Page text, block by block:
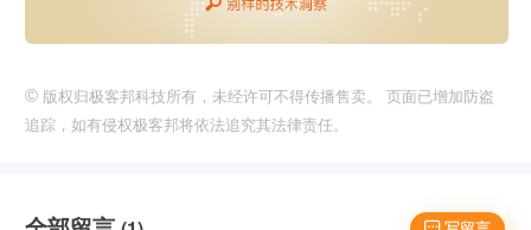
© 版权归极客邦科技所有，未经许可不得传播售卖。 页面已增加防盗
追踪，如有侵权极客邦将依法追究其法律责任。